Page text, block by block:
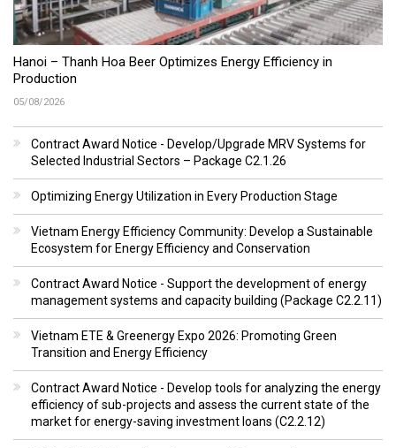
Hanoi – Thanh Hoa Beer Optimizes Energy Efficiency in
Production
05/08/2026
Contract Award Notice - Develop/Upgrade MRV Systems for
Selected Industrial Sectors – Package C2.1.26
Optimizing Energy Utilization in Every Production Stage
Vietnam Energy Efficiency Community: Develop a Sustainable
Ecosystem for Energy Efficiency and Conservation
Contract Award Notice - Support the development of energy
management systems and capacity building (Package C2.2.11)
Vietnam ETE & Greenergy Expo 2026: Promoting Green
Transition and Energy Efficiency
Contract Award Notice - Develop tools for analyzing the energy
efficiency of sub-projects and assess the current state of the
market for energy-saving investment loans (C2.2.12)